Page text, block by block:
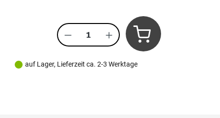
Produkt Anzahl: Gib den
auf Lager, Lieferzeit ca. 2-3 Werktage